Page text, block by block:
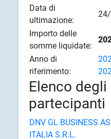
Data di
ultimazione:
Importo delle
somme liquidate:
Anno di
riferimento:
Elenco
partecipanti
DNV GL BUSINESS
ITALIA S.R.L.